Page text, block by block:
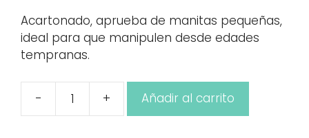
Acartonado, aprueba de manitas pequeñas,
ideal para que manipulen desde edades
tempranas.
- + Añadir al carrito